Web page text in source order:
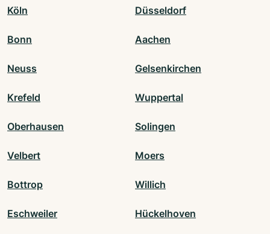
Köln Düsseldorf
Bonn Aachen
Neuss Gelsenkirchen
Krefeld Wuppertal
Oberhausen Solingen
Velbert Moers
Bottrop Willich
Eschweiler Hückelhoven